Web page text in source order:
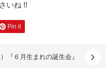
いね !!
Pin it
『６月生まれの誕生会』